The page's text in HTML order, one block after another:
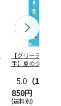
【グリーティング切
手】夏のグリーティ
5.0 （10）
850円
(送料別)